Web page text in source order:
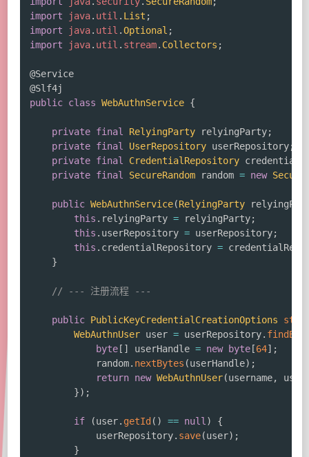
import
java. util . List ;
import
java. util .Optional ;
import
java. util . stream. Collectors ;
@Service
@Slf4j
public class WebAuthnService {
private final RelyingParty relyingParty;
private final UserRepository userRepository;
private final CredentialRepository
private final SecureRandom random = new
public WebAuthnService(RelyingParty
this . relyingParty = relyingParty;
this . userRepository = userRepository;
this . credentialRepository =
}
// --- 注册流程 ---
public PublicKeyCredentialCreationOptions
WebAuthnUser user = userRepository.
byte[ ] userHandle = new byte[64] ;
            random
. nextBytes (userHandle) ;
return new WebAuthnUser(username,
}) ;
if (user. getId ( ) == null)
{
            userRepository
. save(user) ;
}